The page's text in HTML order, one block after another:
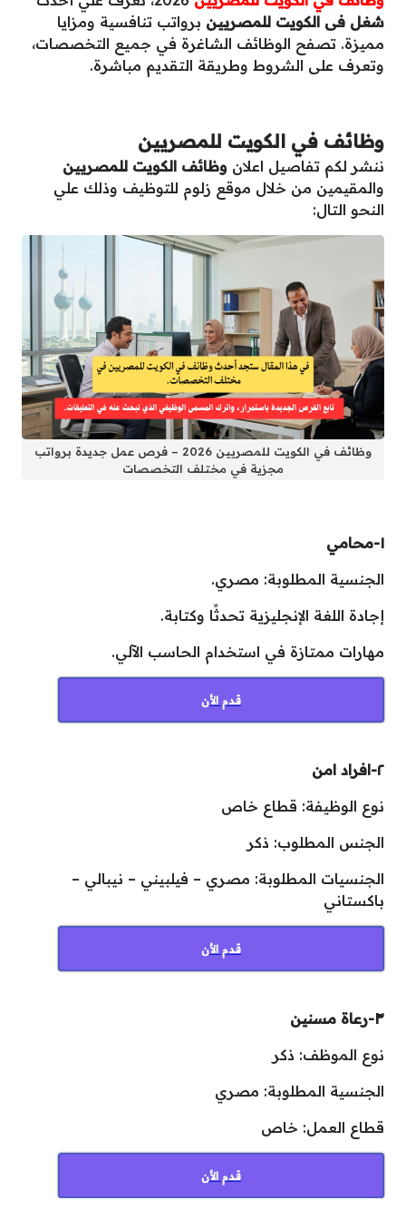
شغل فى الكويت للمصريين برواتب تنافسية ومزايا
مميزة. تصفح الوظائف الشاغرة في جميع التخصصات،
وتعرف على الشروط وطريقة التقديم مباشرة.
وظائف في الكويت للمصريين
ننشر لكم تفاصيل اعلان وظائف الكويت للمصريين
والمقيمين من خلال موقع زلوم للتوظيف وذلك علي
النحو التال:
وظائف في الكويت للمصريين 2026 – فرص عمل جديدة برواتب
مجزية في مختلف التخصصات
١-محامي
الجنسية المطلوبة: مصري.
إجادة اللغة الإنجليزية تحدثًا وكتابة.
مهارات ممتازة في استخدام الحاسب الآلي.
قدم الأن
٢-افراد امن
نوع الوظيفة: قطاع خاص
الجنس المطلوب: ذكر
الجنسيات المطلوبة: مصري – فيلبيني – نيبالي –
باكستاني
قدم الأن
٣-رعاة مسنين
نوع الموظف: ذكر
الجنسية المطلوبة: مصري
قطاع العمل: خاص
قدم الأن